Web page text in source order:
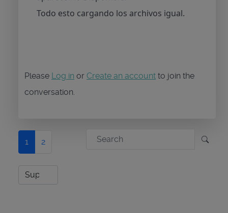
Todo esto cargando los archivos igual.
Please Log in or Create an account to join the
conversation.
1 2